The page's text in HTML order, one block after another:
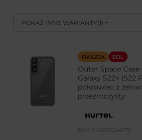
POKAŻ INNE WARIANTY( 1)
OKAZJA EOL
Outer Space
Galaxy S22+ (S22
pokrowiec z
przezroczysty
EAN: 9145576248751